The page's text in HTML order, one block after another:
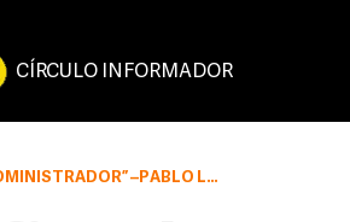
CÍRCULO INFORMADOR
–PABLO LEMUS–